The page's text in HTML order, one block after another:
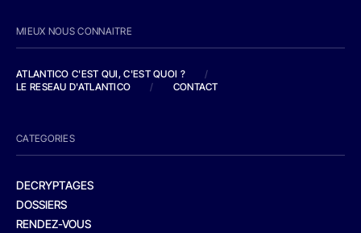
MIEUX NOUS CONNAITRE
ATLANTICO C'EST QUI, C'EST QUOI ?
/
LE RESEAU D'ATLANTICO
/ CONTACT
CATEGORIES
DECRYPTAGES
DOSSIERS
RENDEZ-VOUS